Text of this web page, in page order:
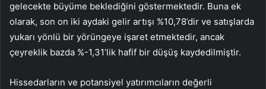
gelecekte büyüme beklediğini göstermektedir. Buna ek
olarak, son on iki aydaki gelir artışı %10,78’dir ve satışlarda
yukarı yönlü bir yörüngeye işaret etmektedir, ancak
çeyreklik bazda %-1,31’lik hafif bir düşüş kaydedilmiştir.
Hissedarların ve potansiyel yatırımcıların değerli